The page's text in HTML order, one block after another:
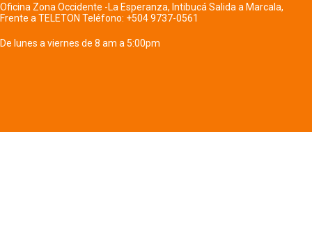
Oficina Zona Occidente -La Esperanza, Intibucá Salida a Marcala,
Frente a TELETON Teléfono: +504 9737-0561
De lunes a viernes de 8 am a 5:00pm